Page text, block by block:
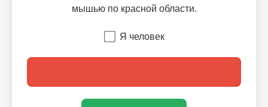
мышью по красной области.
Я человек